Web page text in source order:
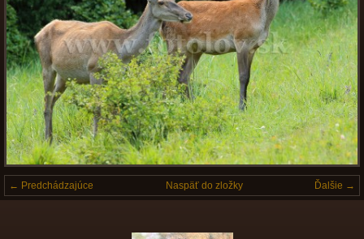
← Predchádzajúce Ďalšie →
Naspäť do zložky